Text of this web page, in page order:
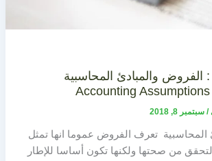
الفروض والمبادئ المحاسبية
/ سبتمبر 8, 2018
المحاسبية تعرف الفروض عموما انها تمثل
من صحتها ولكنها تكون أساسا للإطار